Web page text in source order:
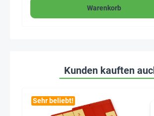
Warenkorb
Kunden kauften
Sehr beliebt!